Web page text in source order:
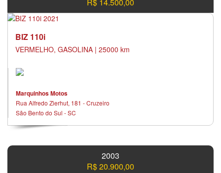
BIZ 110i
VERMELHO, GASOLINA | 25000 km
Marquinhos Motos
Rua Alfredo Zierhut, 181 - Cruzeiro
São Bento do Sul - SC
2003
R$ 20.900,00